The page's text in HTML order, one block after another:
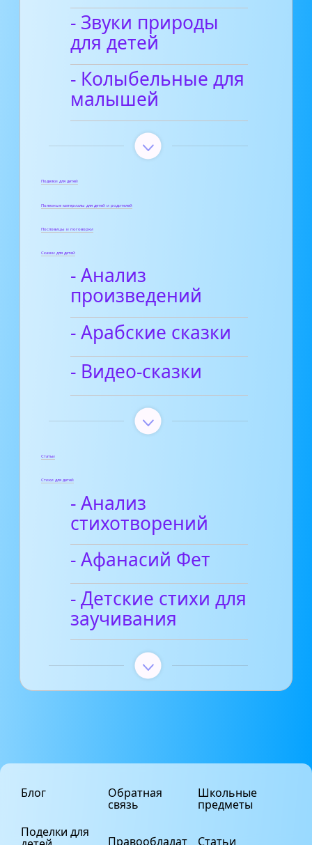
- Звуки природы
для детей
- Колыбельные для
малышей
Поделки для детей
Полезные материалы для детей и родителей
Пословицы и поговорки
Сказки для детей
- Анализ
произведений
- Арабские сказки
- Видео-сказки
Статьи
Стихи для детей
- Анализ
стихотворений
- Афанасий Фет
- Детские стихи для
заучивания
Блог
Поделки для
детей
Обратная
связь
Правообладат
Школьные
предметы
Статьи